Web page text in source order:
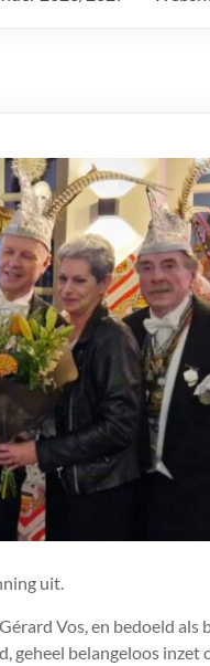
uit.
Vos, en bedoeld als
geheel belangeloos inzet